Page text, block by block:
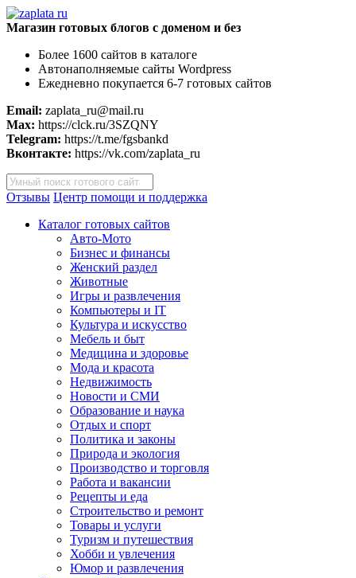
Магазин готовых блогов с доменом и без
Более 1600 сайтов в каталоге
Автонаполняемые сайты Wordpress
Ежедневно покупается 6-7 готовых сайтов
Email: zaplata_ru@mail.ru
Max: https://clck.ru/3SZQNY
Telegram: https://t.me/fgsbankd
Вконтакте: https://vk.com/zaplata_ru
Поиск
товаров
Отзывы Центр помощи и поддержка
Каталог готовых сайтов
Авто-Мото
Бизнес и финансы
Женский раздел
Животные
Игры и развлечения
Компьютеры и IT
Культура и искусство
Мебель и быт
Медицина и здоровье
Мода и красота
Недвижимость
Новости и СМИ
Образование и наука
Отдых и спорт
Политика и законы
Природа и экология
Производство и торговля
Работа и вакансии
Рецепты и еда
Строительство и ремонт
Товары и услуги
Туризм и путешествия
Хобби и увлечения
Юмор и развлечения